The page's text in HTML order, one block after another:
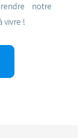
notre
vivre !